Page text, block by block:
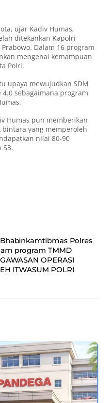
ujar Kadiv Humas,
ditekankan Kapolri
Dalam 16 program
mengenai kemampuan
Polri.
upaya mewujudkan SDM
sebagaimana program
Humas pun memberikan
bintara yang memperoleh
nilai 80-90
S3.
ar
Polres
program TMMD
OPERASI
ITWASUM POLRI